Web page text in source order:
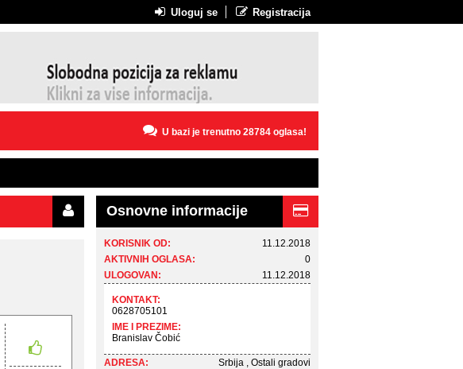
Uloguj se Registracija
U bazi je trenutno 28784 oglasa!
Osnovne informacije
KORISNIK OD:
11.12.2018
AKTIVNIH OGLASA:
0
ULOGOVAN:
11.12.2018
KONTAKT:
0628705101
IME I PREZIME:
Branislav Čobić
ADRESA: Srbija , Ostali gradovi